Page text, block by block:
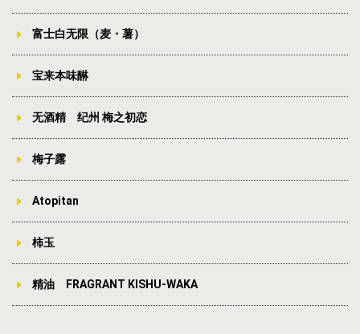
富士白无限（麦・薯）
宝来本味醂
无酒精 纪州 梅之初恋
梅子露
Atopitan
柿玉
精油 FRAGRANT KISHU-WAKA